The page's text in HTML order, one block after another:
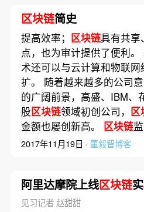
区块链简史
提高效率； 区块链具有共享
点，也为审计提供了便利。
术还可以与云计算和物联
扩。 随着越来越多的公司
的广阔前景，高盛、IBM、
股区块链领域初创公司， 区
金额也屡创新高。 区块链
2017年11月19日 · 董毅智博客
阿里达摩院上线区块链
见习记者 赵甜甜